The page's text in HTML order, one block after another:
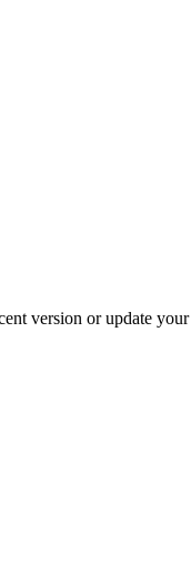
version or update your